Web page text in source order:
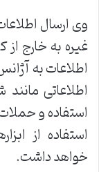
غیره به خارج
اطلاعات به
اطلاعاتی
استفاده و
استفاده از
خواهد داشت.